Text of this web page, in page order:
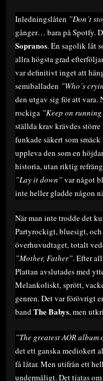
Inledningslåten ”Don´t
gånger… bara på Spotfy.
Sopranos. En sagolik låt
allra högsta grad
var definitivt inget att
semiballaden ”Who´s
den utgav sig för att vara.
rockiga ”Keep on
ställda krav krävdes
funkade säkert som
uppleva den som en
historia, utan riktig
”Lay it down”var något
inte heller gladde någon
När man inte trodde det
Partyrockigt, bluesigt,
överhuvudtaget, totalt
”Mother, Father”. Efter
Plattan avslutades med
Melankoliskt, sprött,
genren. Det var förövrigt
bandThe Babys, men
”The greatest AOR
det ett ganska mediokert
få låtar. Men utifrån ett
undermåligt. Det tjatas